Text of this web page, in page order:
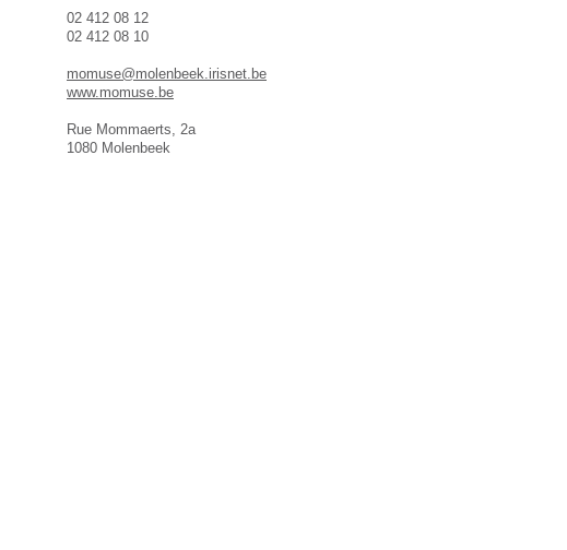
02 412 08 12
02 412 08 10
momuse@molenbeek.irisnet.be
www.momuse.be
Rue Mommaerts, 2a
1080 Molenbeek